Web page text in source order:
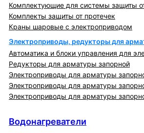
Комплектующие для системы защиты
Комплекты защиты от протечек
Краны шаровые с электроприводом
Электроприводы, редукторы для
Автоматика и блоки управления для
Редукторы для арматуры запорной
Электроприводы для арматуры
Электроприводы для арматуры
Электроприводы для арматуры
Водонагреватели